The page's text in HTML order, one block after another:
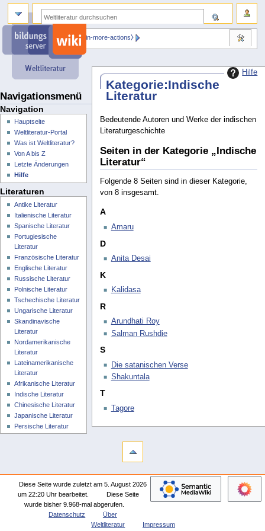
Hilfe
Kategorie:Indische
Literatur
Bedeutende Autoren und Werke der indischen
Literaturgeschichte
Seiten in der Kategorie „Indische
Literatur“
Folgende 8 Seiten sind in dieser Kategorie,
von 8 insgesamt.
A
Amaru
D
Anita Desai
K
Kalidasa
R
Arundhati Roy
Salman Rushdie
S
Die satanischen Verse
Shakuntala
T
Tagore
Navigationsmenü
⧼dbsskin-more-actions⧽
Navigation
Hauptseite
Weltliteratur-Portal
Was ist Weltliteratur?
Von A bis Z
Letzte Änderungen
Hilfe
Literaturen
Antike Literatur
Italienische Literatur
Spanische Literatur
Portugiesische
Literatur
Französische Literatur
Englische Literatur
Russische Literatur
Polnische Literatur
Tschechische Literatur
Ungarische Literatur
Skandinavische
Literatur
Nordamerikanische
Literatur
Lateinamerikanische
Literatur
Afrikanische Literatur
Indische Literatur
Chinesische Literatur
Japanische Literatur
Persische Literatur
Diese Seite wurde zuletzt am 5. August 2026
um 22:20 Uhr bearbeitet.
Diese Seite
wurde bisher 9.968-mal abgerufen.
Datenschutz
Über
Weltliteratur
Impressum